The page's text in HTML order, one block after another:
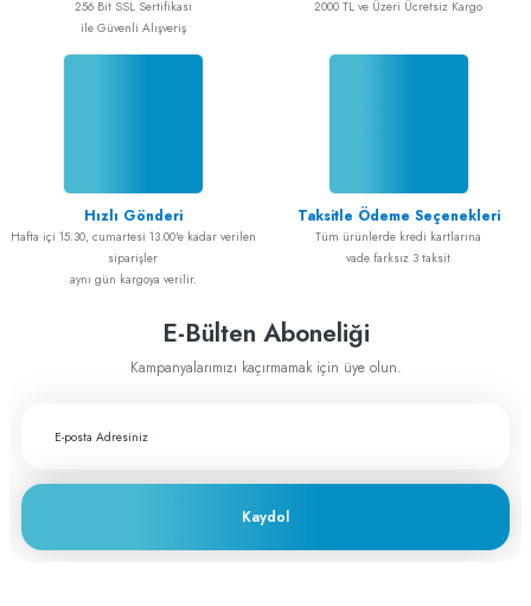
Alışveriş sorunsuz
Cerrahiye yönelik tüm ihtiyaçlarımı
greftburada.com'dan karşılıyorum. Son
derece memnunum
Greftburada çok profesyonel bir şirket bu
sahip
256 Bit SSL Sertifikası
ile Güvenli Alışveriş
2000 TL ve Üzeri Ücretsiz Kargo
Hızlı Gönderi
Hafta içi 15.30, cumartesi 13.00'e kadar verilen
siparişler
aynı gün kargoya verilir.
Taksitle Ödeme Seçenekleri
Tüm ürünlerde kredi kartlarına
vade farksız 3 taksit
E-Bülten Aboneliği
Kampanyalarımızı kaçırmamak için üye olun.
Kaydol